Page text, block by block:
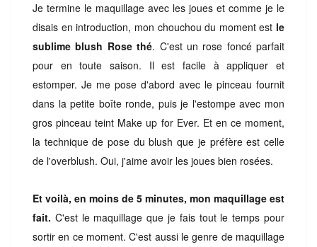
Je termine le maquillage avec les joues et comme je le
disais en introduction, mon chouchou du moment est le
sublime blush Rose thé. C'est un rose foncé parfait
pour en toute saison. Il est facile à appliquer et
estomper. Je me pose d'abord avec le pinceau fournit
dans la petite boîte ronde, puis je l'estompe avec mon
gros pinceau teint Make up for Ever. Et en ce moment,
la technique de pose du blush que je préfère est celle
de l'overblush. Oui, j'aime avoir les joues bien rosées.
Et voilà, en moins de 5 minutes, mon maquillage est
fait. C'est le maquillage que je fais tout le temps pour
sortir en ce moment. C'est aussi le genre de maquillage